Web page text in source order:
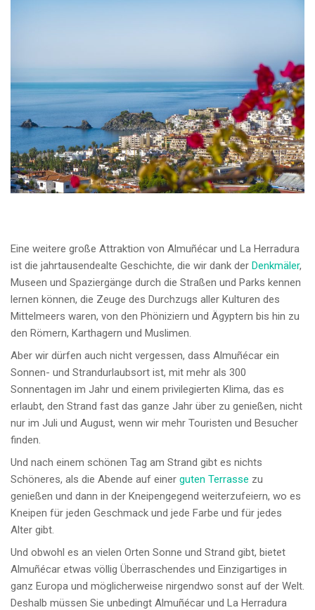
Eine weitere große Attraktion von Almuñécar und La Herradura
ist die jahrtausendealte Geschichte, die wir dank der Denkmäler,
Museen und Spaziergänge durch die Straßen und Parks kennen
lernen können, die Zeuge des Durchzugs aller Kulturen des
Mittelmeers waren, von den Phöniziern und Ägyptern bis hin zu
den Römern, Karthagern und Muslimen.
Aber wir dürfen auch nicht vergessen, dass Almuñécar ein
Sonnen- und Strandurlaubsort ist, mit mehr als 300
Sonnentagen im Jahr und einem privilegierten Klima, das es
erlaubt, den Strand fast das ganze Jahr über zu genießen, nicht
nur im Juli und August, wenn wir mehr Touristen und Besucher
finden.
Und nach einem schönen Tag am Strand gibt es nichts
Schöneres, als die Abende auf einer guten Terrasse zu
genießen und dann in der Kneipengegend weiterzufeiern, wo es
Kneipen für jeden Geschmack und jede Farbe und für jedes
Alter gibt.
Und obwohl es an vielen Orten Sonne und Strand gibt, bietet
Almuñécar etwas völlig Überraschendes und Einzigartiges in
ganz Europa und möglicherweise nirgendwo sonst auf der Welt.
Deshalb müssen Sie unbedingt Almuñécar und La Herradura